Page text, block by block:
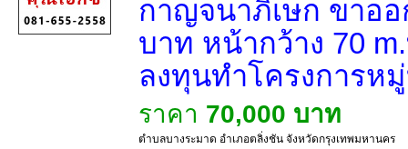
กาญจนาภิเษก ขาออ
บาท หน้ากว้าง 70
ลงทุนทำโครงการห
ราคา 70,000 บาท
ตำบลบางระมาด อำเภอตลิ่งชัน จังหวัดกรุงเทพมหานคร